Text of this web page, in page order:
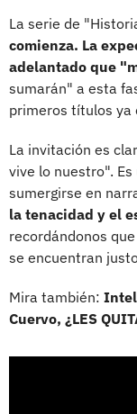
La serie de
comienza. La
adelantado que
sumarán" a esta
primeros títulos ya
La invitación es
vive lo nuestro".
sumergirse en
la tenacidad y el
recordándonos
se encuentran
Mira también:
Cuervo, ¿LES